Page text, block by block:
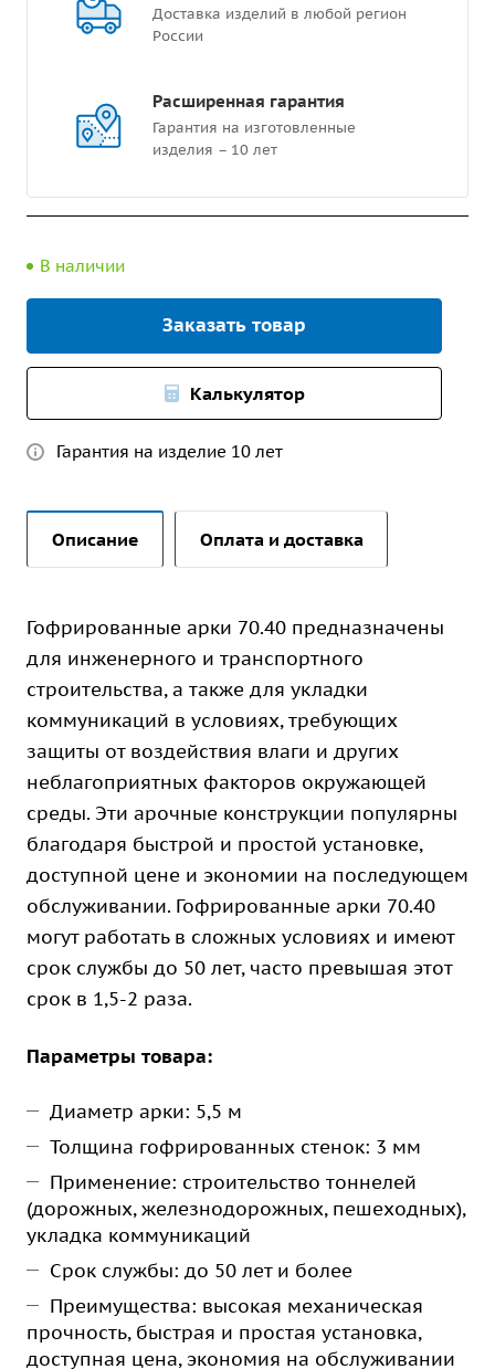
Доставка изделий в любой регион
России
Расширенная гарантия
Гарантия на изготовленные
изделия – 10 лет
В наличии
Заказать товар
Калькулятор
Гарантия на изделие 10 лет
Описание Оплата и доставка
Гофрированные арки 70.40 предназначены
для инженерного и транспортного
строительства, а также для укладки
коммуникаций в условиях, требующих
защиты от воздействия влаги и других
неблагоприятных факторов окружающей
среды. Эти арочные конструкции популярны
благодаря быстрой и простой установке,
доступной цене и экономии на последующем
обслуживании. Гофрированные арки 70.40
могут работать в сложных условиях и имеют
срок службы до 50 лет, часто превышая этот
срок в 1,5-2 раза.
Параметры товара:
Диаметр арки: 5,5 м
Толщина гофрированных стенок: 3 мм
Применение: строительство тоннелей
(дорожных, железнодорожных, пешеходных),
укладка коммуникаций
Срок службы: до 50 лет и более
Преимущества: высокая механическая
прочность, быстрая и простая установка,
доступная цена, экономия на обслуживании